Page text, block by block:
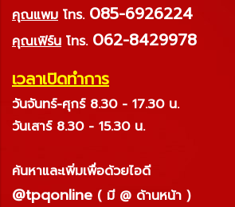
คุณแพม โทร. 085-6926224
คุณเฟิร์น โทร. 062-8429978
เวลาเปิดทำการ
วันจันทร์-ศุกร์ 8.30 - 17.30 น.
วันเสาร์ 8.30 - 15.30 น.
ค้นหาและเพิ่มเพื่อด้วยไอดี
@tpqonline ( มี @ ด้านหน้า )